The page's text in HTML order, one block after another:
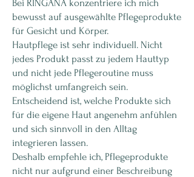
Bei RINGANA konzentriere ich mich
bewusst auf ausgewählte Pflegeprodukte
für Gesicht und Körper.
Hautpflege ist sehr individuell. Nicht
jedes Produkt passt zu jedem Hauttyp
und nicht jede Pflegeroutine muss
möglichst umfangreich sein.
Entscheidend ist, welche Produkte sich
für die eigene Haut angenehm anfühlen
und sich sinnvoll in den Alltag
integrieren lassen.
Deshalb empfehle ich, Pflegeprodukte
nicht nur aufgrund einer Beschreibung